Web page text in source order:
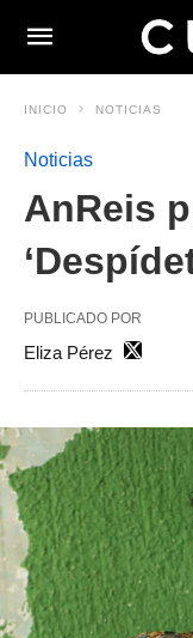
INICIO NOTICIAS
Noticias
AnReis
PUBLICADO POR
Eliza Pérez